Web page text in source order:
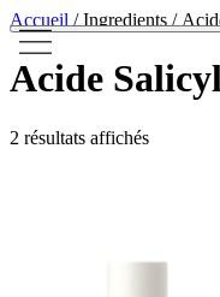
Skip to content
Accueil / Ingredients /
Acide
2 résultats affichés